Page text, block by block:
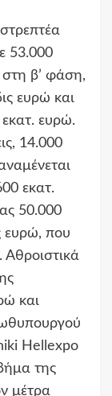
53.000
β’ φάση,
ευρώ και
ευρώ.
14.000
εκατ.
50.000
ευρώ, που
Αθροιστικά
και
Hellexpo
της
μέτρα